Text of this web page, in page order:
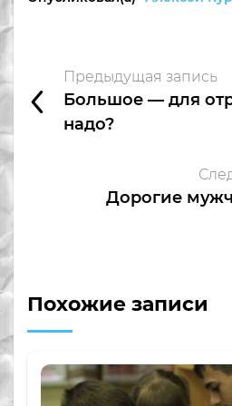
Предыдущая запись
Большое — для
надо?
Дорогие
Похожие записи